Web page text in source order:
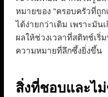
หมายของ “ครอบครัวที่ถู
ได้ง่ายกว่าเดิม เพราะมัน
ผลให้ช่วงเวลาที่สติทช์เริ่
ความหมายที่ลึกซึ้งยิ่งขึ้น
สิ่งที่ชอบและไ